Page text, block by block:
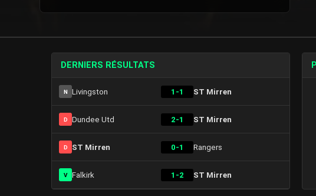
DERNIERS RÉSULTATS
N Livingston 1-1 ST Mirren
D Dundee Utd 2-1 ST Mirren
D ST Mirren 0-1 Rangers
V Falkirk 1-2 ST Mirren